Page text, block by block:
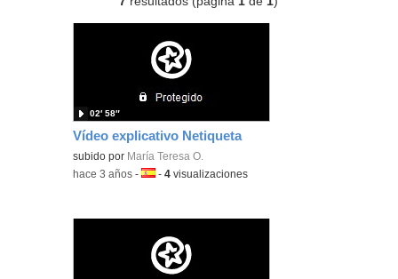
Vídeo explicativo Netiqueta
subido por María Teresa O.
02′ 58″
-hace 3 años -Idioma:
-4 visualizaciones